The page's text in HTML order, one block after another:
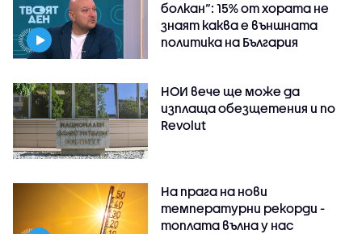
болкан“: 15% от хората не
знаят каква е външната
политика на България
НОИ вече ще може да
изплаща обезщетения и по
Revolut
На прага на нови
температурни рекорди -
топлата вълна у нас